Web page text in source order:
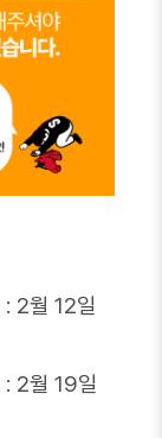
2월 12일
: 2월 19일